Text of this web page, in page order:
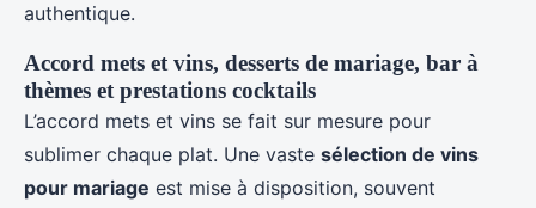
authentique.
Accord mets et vins, desserts de mariage, bar à
thèmes et prestations cocktails
L’accord mets et vins se fait sur mesure pour
sublimer chaque plat. Une vaste sélection de vins
pour mariage est mise à disposition, souvent